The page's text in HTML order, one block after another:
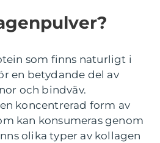
som finns naturligt i
en betydande del av
och bindväv.
koncentrerad form av
kan konsumeras genom
olika typer av kollagen